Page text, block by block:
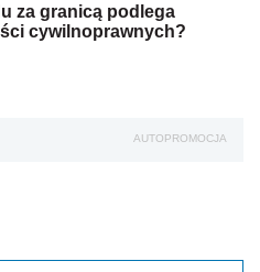
za granicą podlega
cywilnoprawnych?
AUTOPROMOCJA